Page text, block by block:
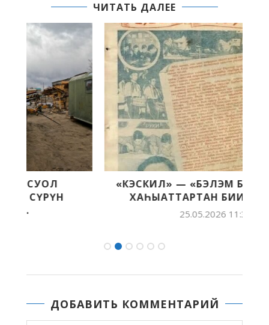
ЧИТАТЬ ДАЛЕЕ
«КЭСКИЛ» — «БЭЛЭМ БУОЛ» БАСТЫҤ
ХАҺЫАТТАРТАН БИИРДЭСТЭРЭ
ДОБАВИТЬ КОММЕНТАРИЙ